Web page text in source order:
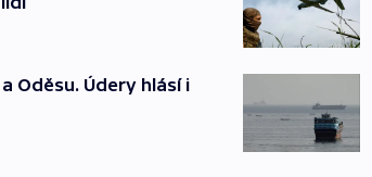
Oděsu. Údery hlásí i